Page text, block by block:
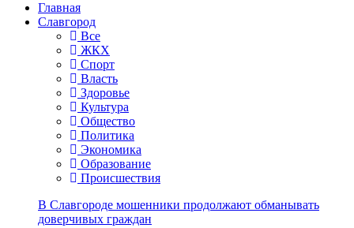
Главная
Славгород
Все
ЖКХ
Спорт
Власть
Здоровье
Культура
Общество
Политика
Экономика
Образование
Происшествия
В Славгороде мошенники продолжают обманывать
доверчивых граждан